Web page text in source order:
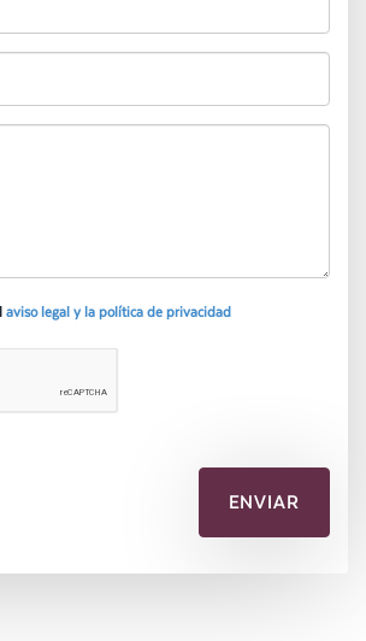
aviso legal y la política de privacidad